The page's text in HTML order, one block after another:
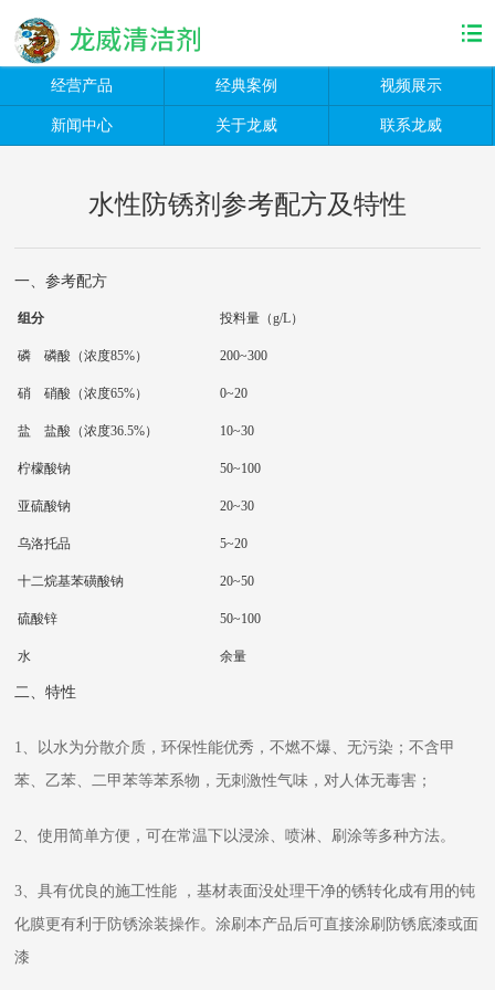
经营产品 经典案例 视频展示
新闻中心 关于龙威 联系龙威
水性防锈剂参考配方及特性
一、参考配方
组分 投料量（g/L）
磷 磷酸（浓度85%） 200~300
硝 硝酸（浓度65%） 0~20
盐 盐酸（浓度36.5%） 10~30
柠檬酸钠 50~100
亚硫酸钠 20~30
乌洛托品 5~20
十二烷基苯磺酸钠 20~50
硫酸锌 50~100
水 余量
二、特性
1、以水为分散介质，环保性能优秀，不燃不爆、无污染；不含甲
苯、乙苯、二甲苯等苯系物，无刺激性气味，对人体无毒害；
2、使用简单方便，可在常温下以浸涂、喷淋、刷涂等多种方法。
3、具有优良的施工性能 ，基材表面没处理干净的锈转化成有用的钝
化膜更有利于防锈涂装操作。涂刷本产品后可直接涂刷防锈底漆或面
漆